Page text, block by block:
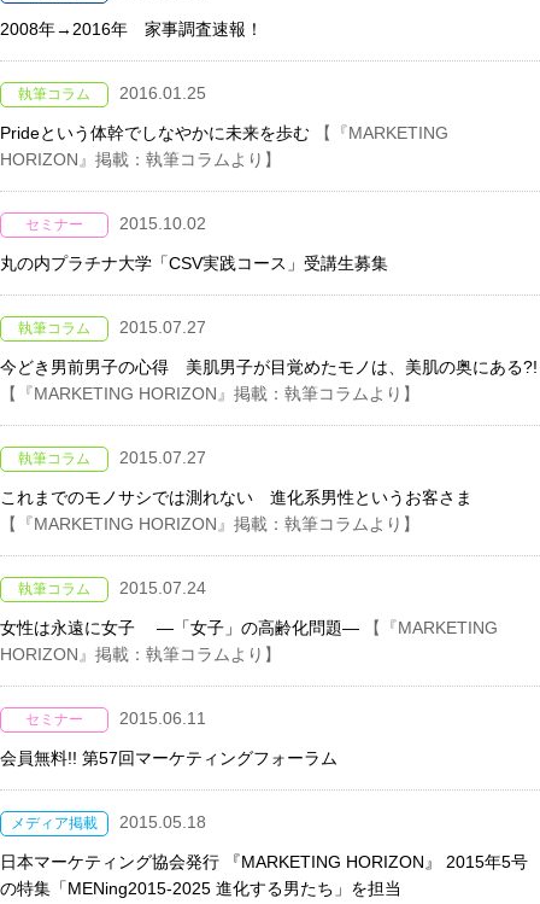
2008年→2016年 家事調査速報！
執筆コラム 2016.01.25
Prideという体幹でしなやかに未来を歩む
【『MARKETING
HORIZON』掲載：執筆コラムより】
セミナー 2015.10.02
丸の内プラチナ大学「CSV実践コース」受講生募集
執筆コラム 2015.07.27
今どき男前男子の心得 美肌男子が目覚めたモノは、美肌の奥にある?!
【『MARKETING HORIZON』掲載：執筆コラムより】
執筆コラム 2015.07.27
これまでのモノサシでは測れない 進化系男性というお客さま
【『MARKETING HORIZON』掲載：執筆コラムより】
執筆コラム 2015.07.24
女性は永遠に女子 ―「女子」の高齢化問題―
【『MARKETING
HORIZON』掲載：執筆コラムより】
セミナー 2015.06.11
会員無料!! 第57回マーケティングフォーラム
メディア掲載 2015.05.18
日本マーケティング協会発行 『MARKETING HORIZON』 2015年5号
の特集「MENing2015-2025 進化する男たち」を担当